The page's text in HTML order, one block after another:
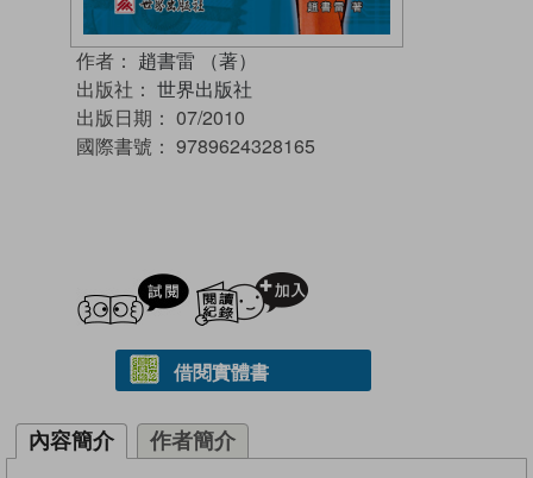
作者： 趙書雷 （著）
出版社： 世界出版社
出版日期： 07/2010
國際書號： 9789624328165
試閲
借閱實體書
內容簡介 作者簡介